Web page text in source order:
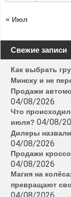
« Июл
Свежие записи
Как выбрать
Минску и не
Продажи
04/08/2026
Что
июля? 04/08/
Дилеры
04/08/2026
Продажи
04/08/2026
Магия на
превращают